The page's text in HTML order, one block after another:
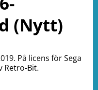
(Nytt)
På licens för Sega
Retro-Bit.